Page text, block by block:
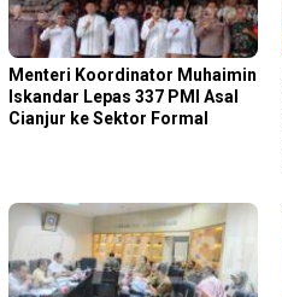
Menteri Koordinator Muhaimin
Iskandar Lepas 337 PMI Asal
Cianjur ke Sektor Formal